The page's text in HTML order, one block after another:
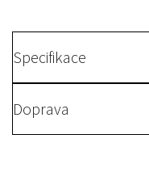
Specifikace
Doprava